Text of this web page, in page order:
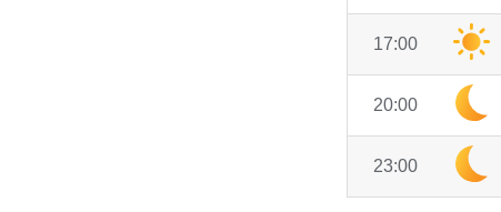
17:00
20:00
23:00